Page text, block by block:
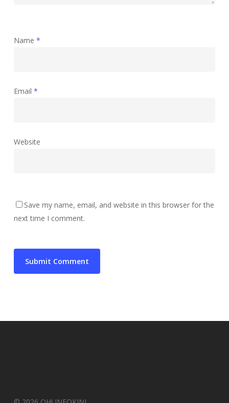
Name *
Email *
Website
Save my name, email, and website in this browser for the
next time I comment.